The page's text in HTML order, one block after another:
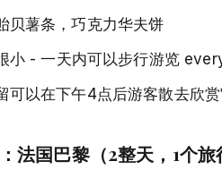
贝薯条，巧克力华夫饼
小 - 一天内可以步行游览
可以在下午4点后游客散去欣
法国巴黎（2整天，1个旅